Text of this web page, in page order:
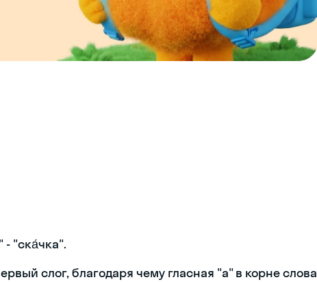
- "ска́чка".
слог, благодаря чему гласная "а" в корне слова